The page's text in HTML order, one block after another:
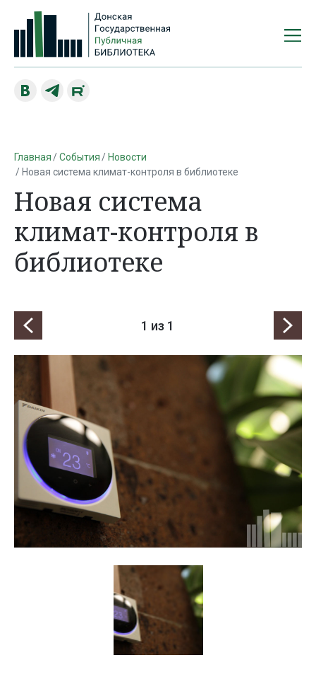
Главная События
Новости
Новая система климат-контроля в библиотеке
Новая система
климат-контроля в
библиотеке
1 из 1